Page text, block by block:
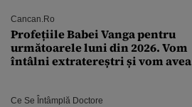
Cancan.ro
Profețiile Babei Vanga pentru
următoarele luni din 2026. Vom
întâlni extratereștri și vom avea
Ce Se Întâmplă Doctore